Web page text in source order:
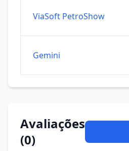
ViaSoft PetroShow
Gemini
Avaliações
(0)